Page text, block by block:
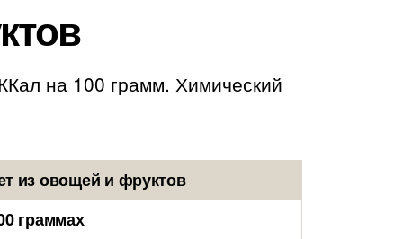
на 100 грамм. Химический
из овощей и фруктов
граммах